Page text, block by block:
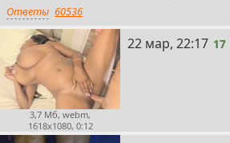
Ответы 60536
3,7 Мб, webm,
1618x1080, 0:12
17
22 мар, 22:17 17